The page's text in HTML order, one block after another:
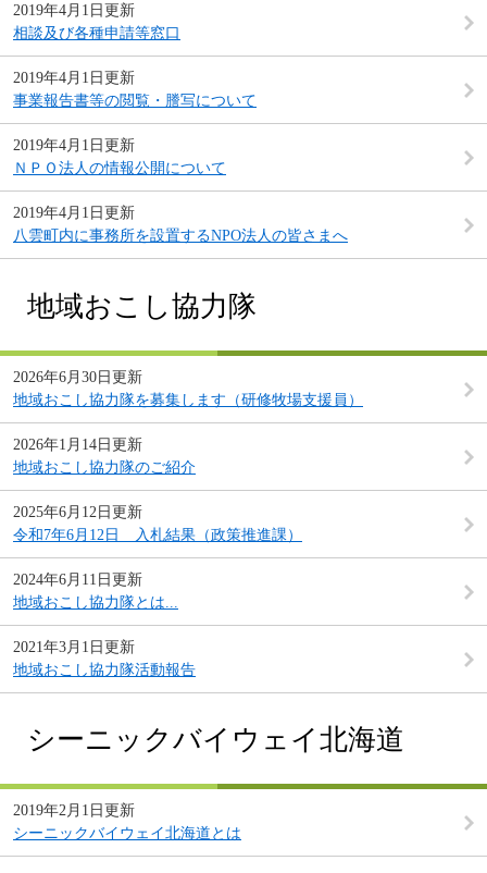
2019年4月1日更新
相談及び各種申請等窓口
2019年4月1日更新
事業報告書等の閲覧・謄写について
2019年4月1日更新
ＮＰＯ法人の情報公開について
2019年4月1日更新
八雲町内に事務所を設置するNPO法人の皆さまへ
地域おこし協力隊
2026年6月30日更新
地域おこし協力隊を募集します（研修牧場支援員）
2026年1月14日更新
地域おこし協力隊のご紹介
2025年6月12日更新
令和7年6月12日 入札結果（政策推進課）
2024年6月11日更新
地域おこし協力隊とは...
2021年3月1日更新
地域おこし協力隊活動報告
シーニックバイウェイ北海道
2019年2月1日更新
シーニックバイウェイ北海道とは